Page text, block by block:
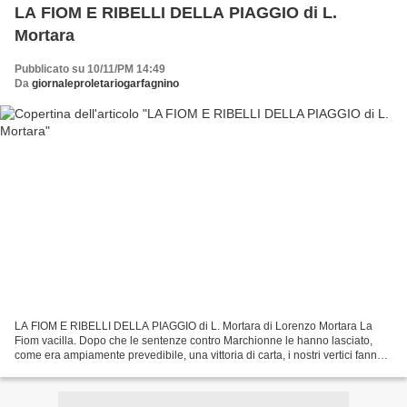
LA FIOM E RIBELLI DELLA PIAGGIO di L.
Mortara
Pubblicato su 10/11/PM 14:49
Da giornaleproletariogarfagnino
LA FIOM E RIBELLI DELLA PIAGGIO di L. Mortara di Lorenzo Mortara La
Fiom vacilla. Dopo che le sentenze contro Marchionne le hanno lasciato,
come era ampiamente prevedibile, una vittoria di carta, i nostri vertici fanno